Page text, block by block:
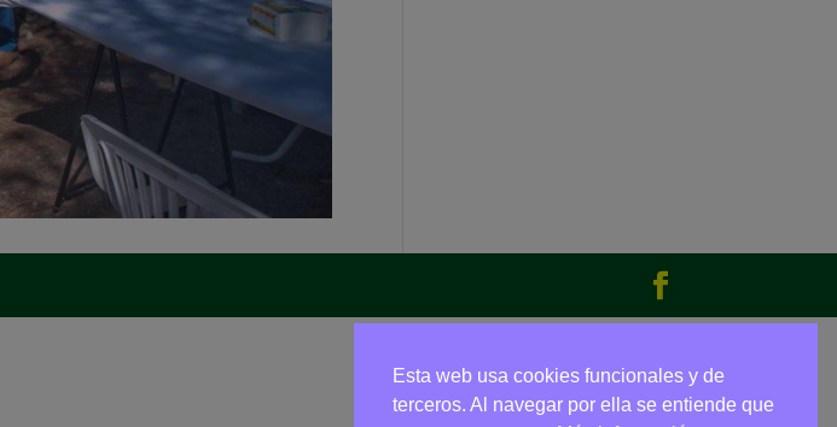
Esta web usa cookies funcionales y de
terceros. Al navegar por ella se entiende que